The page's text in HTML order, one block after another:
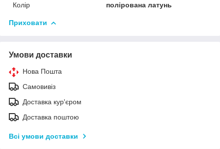
Колір
полірована латунь
Приховати
Умови доставки
Нова Пошта
Самовивіз
Доставка кур'єром
Доставка поштою
Всі умови доставки